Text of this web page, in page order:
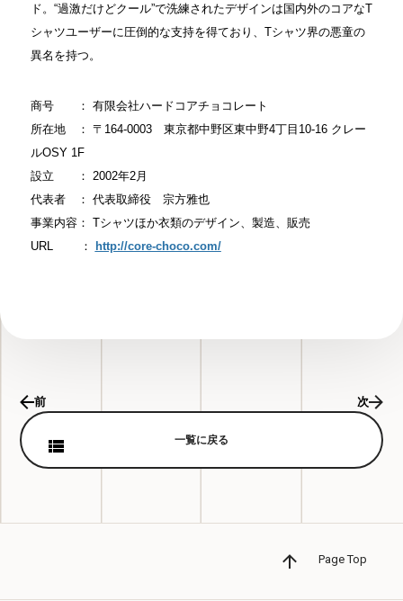
ド。“過激だけどクール”で洗練されたデザインは国内外のコアなT
シャツユーザーに圧倒的な支持を得ており、Tシャツ界の悪童の
異名を持つ。
商号 ： 有限会社ハードコアチョコレート
所在地 ： 〒164-0003 東京都中野区東中野4丁目10-16 クレー
ルOSY 1F
設立 ： 2002年2月
代表者 ： 代表取締役 宗方雅也
事業内容： Tシャツほか衣類のデザイン、製造、販売
URL ：
http://core-choco.com/
前 次
一覧に戻る
Page Top